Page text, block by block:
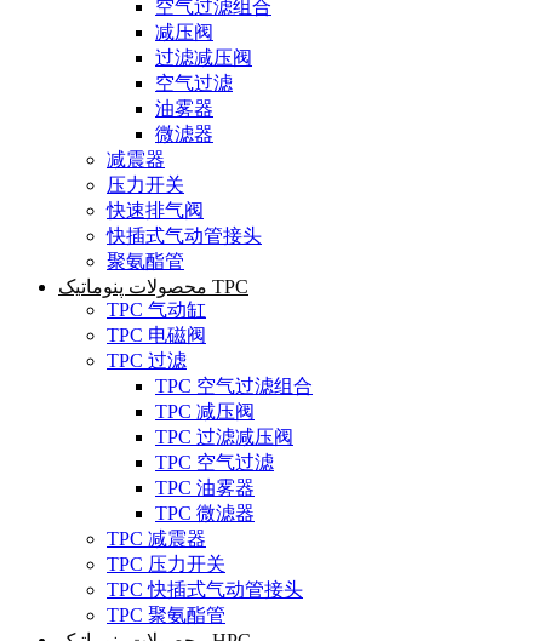
空气过滤组合
减压阀
过滤减压阀
空气过滤
油雾器
微滤器
减震器
压力开关
快速排气阀
快插式气动管接头
聚氨酯管
محصولات پنوماتیک TPC
TPC 气动缸
TPC 电磁阀
TPC 过滤
TPC 空气过滤组合
TPC 减压阀
TPC 过滤减压阀
TPC 空气过滤
TPC 油雾器
TPC 微滤器
TPC 减震器
TPC 压力开关
TPC 快插式气动管接头
TPC 聚氨酯管